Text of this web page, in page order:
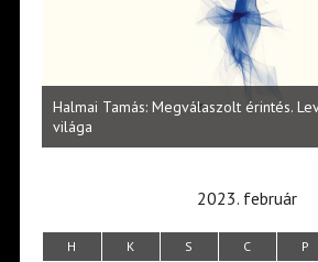
Halmai Tamás: Megválaszolt érintés.
világa
2023. február
H K S C P